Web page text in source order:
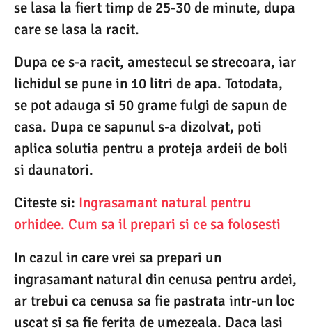
se lasa la fiert timp de 25-30 de minute, dupa
care se lasa la racit.
Dupa ce s-a racit, amestecul se strecoara, iar
lichidul se pune in 10 litri de apa. Totodata,
se pot adauga si 50 grame fulgi de sapun de
casa. Dupa ce sapunul s-a dizolvat, poti
aplica solutia pentru a proteja ardeii de boli
si daunatori.
Citeste si: Ingrasamant natural pentru
orhidee. Cum sa il prepari si ce sa folosesti
In cazul in care vrei sa prepari un
ingrasamant natural din cenusa pentru ardei,
ar trebui ca cenusa sa fie pastrata intr-un loc
uscat si sa fie ferita de umezeala. Daca lasi